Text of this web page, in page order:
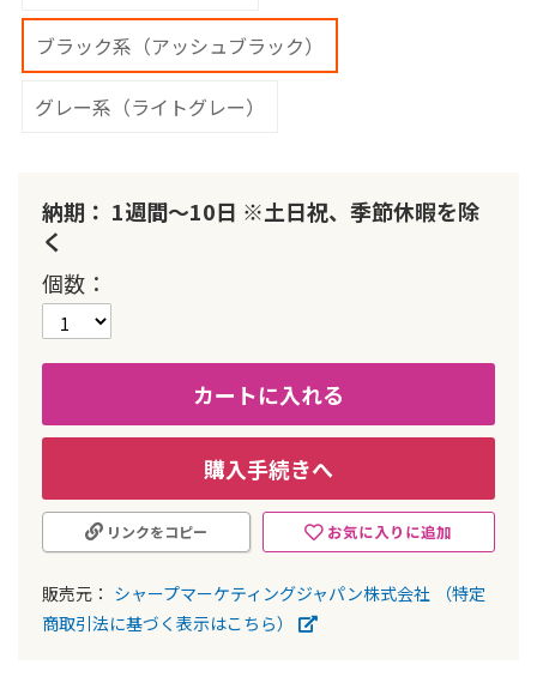
ブラック系（アッシュブラック）
グレー系（ライトグレー）
納期： 1週間～10日 ※土日祝、季節休暇を除
く
個数
カートに入れる
購入手続きへ
お気に入りに追加
リンクをコピー
販売元： シャープマーケティングジャパン株式会社
（特定
商取引法に基づく表示はこちら）
移
動
す
る